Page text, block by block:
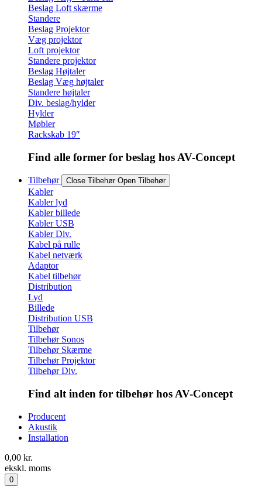
Beslag Loft skærme
Standere
Beslag Projektor
Væg projektor
Loft projektor
Standere projektor
Beslag Højtaler
Beslag Væg højtaler
Standere højtaler
Div. beslag/hylder
Hylder
Møbler
Rackskab 19″
Find alle former for beslag hos AV-Concept
Tilbehør Close Tilbehør Open Tilbehør
Kabler
Kabler lyd
Kabler billede
Kabler USB
Kabler Div.
Kabel på rulle
Kabel netværk
Adaptor
Kabel tilbehør
Distribution
Lyd
Billede
Distribution USB
Tilbehør
Tilbehør Sonos
Tilbehør Skærme
Tilbehør Projektor
Tilbehør Div.
Find alt inden for tilbehør hos AV-Concept
Producent
Akustik
Installation
0,00 kr.
ekskl. moms
0